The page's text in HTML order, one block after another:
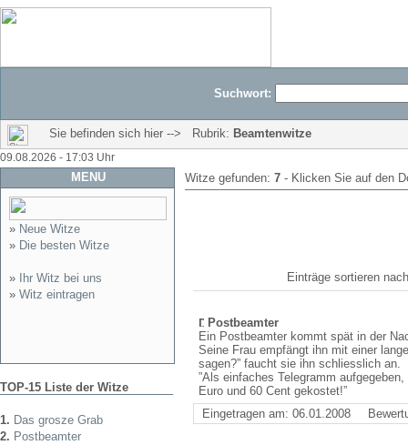
Suchwort:
Sie befinden sich hier --> Rubrik: Beamtenwitze
09.08.2026 - 17:03 Uhr
MENU
» Neue Witze
» Die besten Witze
»
Ihr Witz bei uns
» Witz eintragen
TOP-15 Liste der Witze
1. Das grosze Grab
2. Postbeamter
Witze gefunden: 7 - Klicken Sie auf den
Einträge sortieren
Postbeamter
Ein Postbeamter kommt spät in der
Seine Frau empfängt ihn mit einer
sagen?” faucht sie ihn schliesslich an.
”Als einfaches Telegramm
Euro und 60 Cent gekostet!”
Eingetragen am: 06.01.2008